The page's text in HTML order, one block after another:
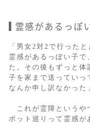
霊感があるっぽ
「男女2対2で行った
霊感があるっぽい子で
た。その後もずっと体
子を家まで送っていっ
なんか申し訳なかった
これが霊障というや
ポット巡りって霊感が